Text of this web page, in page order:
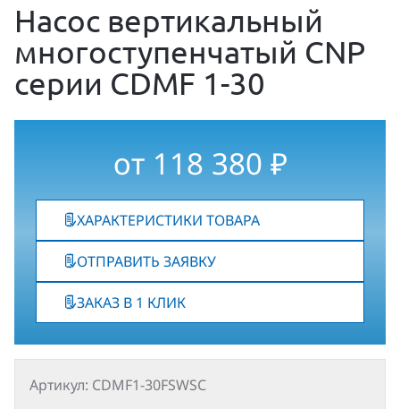
Насос вертикальный
многоступенчатый CNP
серии CDMF 1-30
от 118 380 ₽
ХАРАКТЕРИСТИКИ ТОВАРА
ОТПРАВИТЬ ЗАЯВКУ
ЗАКАЗ В 1 КЛИК
Артикул: CDMF1-30FSWSC